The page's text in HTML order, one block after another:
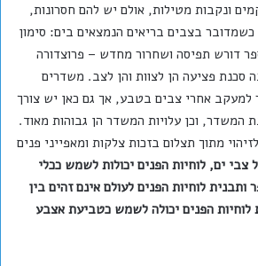
ונקבות מטילות, אולם יש להם חסרונות,
בצבים בריאים הנמצאים בים: סימון
דורש תפיסה ושחרור מחדש – פרוצדורה
סכנת פציעה הן לצוות והן לצב. משדרים
למעקב אחרי צבים בטבע, אך גם כאן יש צורך
וכן עלויות המשדר הן גבוהות מאוד.
מתוך תצלום בזכות צלקות ומאפייני פנים
ים, לוחיות הפנים יכולות לשמש ככלי
ותבנית לוחיות הפנים לעולם אינם זהים בין
לוחיות הפנים יכולה לשמש כטביעת אצבע